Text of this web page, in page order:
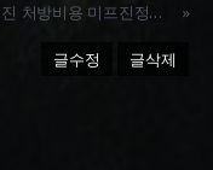
전라남도 중절수술병원 구례군산부인과 미프진 처방비용 미프진정품가격 8주 자연유산
»
글수정 글삭제